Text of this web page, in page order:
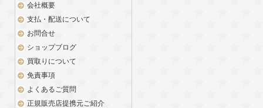
会社概要
支払・配送について
お問合せ
ショップブログ
買取りについて
免責事項
よくあるご質問
正規販売店提携元ご紹介